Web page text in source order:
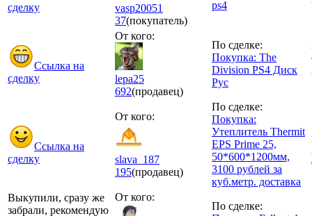
сделку
vasp20051
37(покупатель)
ps4
Ссылка на
сделку
От кого:
lepa25
692(продавец)
По сделке:
Покупка: The
Division PS4 Диск
Рус
Ссылка на
сделку
От кого:
slava_187
195(продавец)
По сделке:
Покупка:
Утеплитель Thermit
EPS Prime 25,
50*600*1200мм,
3100 рублей за
куб.метр. доставка
Выкупили, сразу же
забрали, рекомендую
От кого:
По сделке: